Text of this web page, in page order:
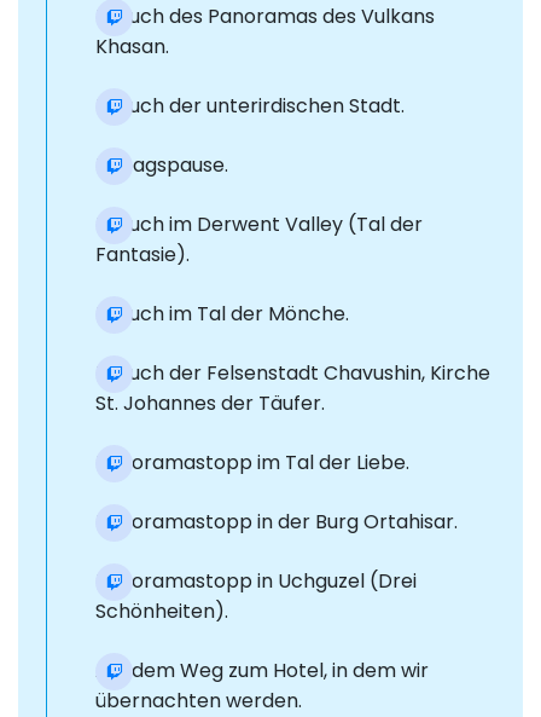
Besuch des Panoramas des Vulkans
Khasan.
Besuch der unterirdischen Stadt.
Mittagspause.
Besuch im Derwent Valley (Tal der
Fantasie).
Besuch im Tal der Mönche.
Besuch der Felsenstadt Chavushin, Kirche
St. Johannes der Täufer.
Panoramastopp im Tal der Liebe.
Panoramastopp in der Burg Ortahisar.
Panoramastopp in Uchguzel (Drei
Schönheiten).
Auf dem Weg zum Hotel, in dem wir
übernachten werden.